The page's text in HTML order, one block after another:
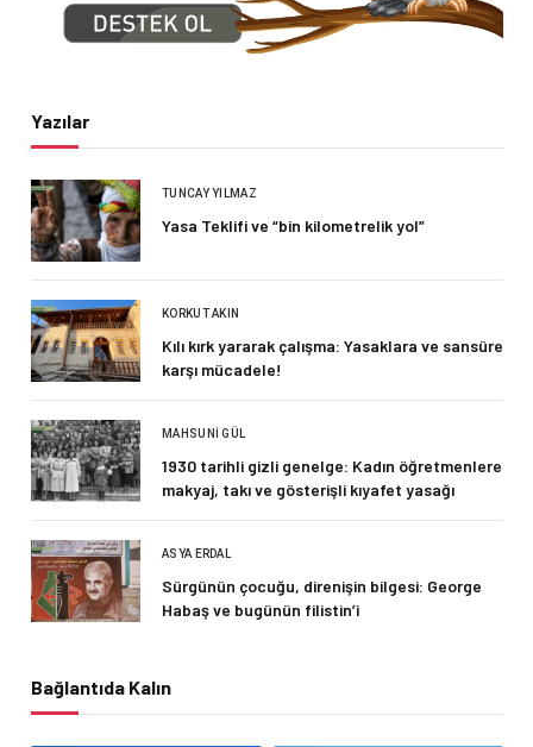
Yazılar
TUNCAY YILMAZ
Yasa Teklifi ve “bin kilometrelik yol”
KORKUT AKIN
Kılı kırk yararak çalışma: Yasaklara ve sansüre
karşı mücadele!
MAHSUNI GÜL
1930 tarihli gizli genelge: Kadın öğretmenlere
makyaj, takı ve gösterişli kıyafet yasağı
ASYA ERDAL
Sürgünün çocuğu, direnişin bilgesi: George
Habaş ve bugünün filistin’i
Bağlantıda Kalın